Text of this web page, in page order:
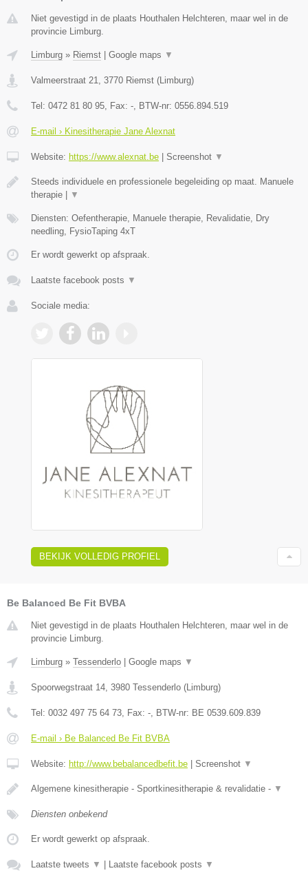
Niet gevestigd in de plaats Houthalen Helchteren, maar wel in de
provincie Limburg.
Limburg » Riemst Google maps ▼
Valmeerstraat 21 3770 Riemst ( Limburg)
Tel: 0472 81 80 95 , Fax: - , BTW-nr: 0556.894.519
E-mail › Kinesitherapie Jane Alexnat
Website: https://www.alexnat.be Screenshot ▼
Steeds individuele en professionele begeleiding op maat. Manuele
therapie |
▼
Diensten: Oefentherapie, Manuele therapie, Revalidatie, Dry
needling, FysioTaping 4xT
Er wordt gewerkt op afspraak.
Laatste facebook posts ▼
Sociale media:
BEKIJK VOLLEDIG PROFIEL
Be Balanced Be Fit BVBA
Niet gevestigd in de plaats Houthalen Helchteren, maar wel in de
provincie Limburg.
Limburg » Tessenderlo Google maps ▼
Spoorwegstraat 14 3980 Tessenderlo ( Limburg)
Tel: 0032 497 75 64 73 , Fax: - , BTW-nr: BE 0539.609.839
E-mail › Be Balanced Be Fit BVBA
Website: http://www.bebalancedbefit.be Screenshot ▼
Algemene kinesitherapie - Sportkinesitherapie & revalidatie - ▼
Diensten onbekend
Er wordt gewerkt op afspraak.
Laatste tweets ▼ Laatste facebook posts ▼